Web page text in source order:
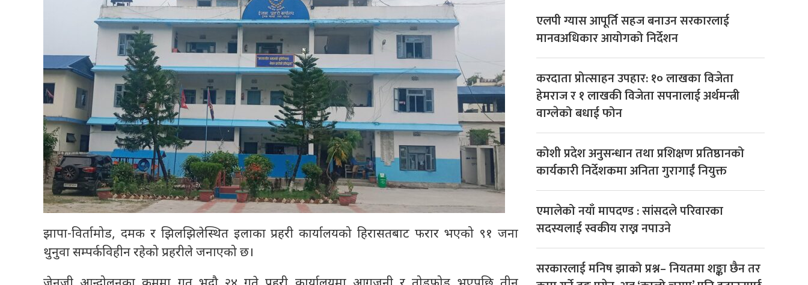
झापा-विर्तामोड, दमक र झिलझिलेस्थित इलाका प्रहरी कार्यालयको हिरासतबाट फरार भएको ९१ जना
थुनुवा सम्पर्कविहीन रहेको प्रहरीले जनाएको छ।
एलपी ग्यास आपूर्ति सहज बनाउन सरकारलाई
मानवअधिकार आयोगको निर्देशन
करदाता प्रोत्साहन उपहार: १० लाखका विजेता
हेमराज र १ लाखकी विजेता सपनालाई अर्थमन्त्री
वाग्लेको बधाई फोन
कोशी प्रदेश अनुसन्धान तथा प्रशिक्षण प्रतिष्ठानको
कार्यकारी निर्देशकमा अनिता गुरागाईं नियुक्त
एमालेको नयाँ मापदण्ड : सांसदले परिवारका
सदस्यलाई स्वकीय राख्न नपाउने
सरकारलाई मनिष झाको प्रश्न– नियतमा शङ्का छैन तर